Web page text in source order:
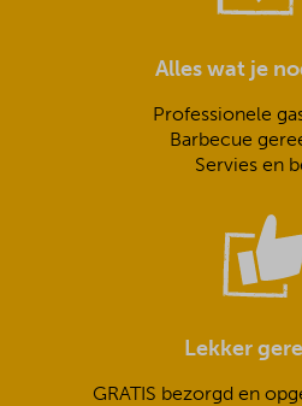
Alles wat je
Professionele
Barbecue
Servies en
Lekker
GRATIS bezorgd en